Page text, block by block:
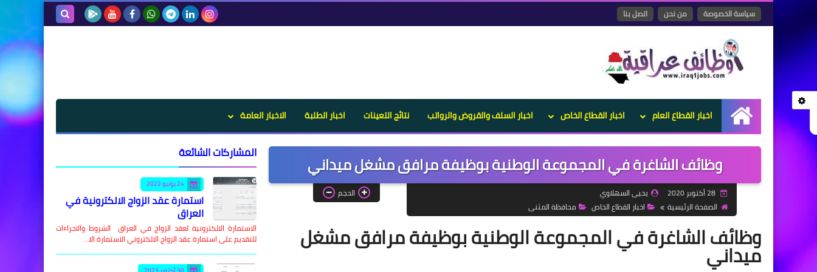
سياسة الخصوصة من نحن اتصل بنا
الرئيسية
اخبار القطاع العام اخبار القطاع الخاص اخبار السلف والقروض والرواتب نتائج التعينات اخبار الطلبة الاخبار العامة
وظائف الشاغرة في المجموعة الوطنية بوظيفة مرافق مشغل ميداني
28 أكتوبر 2020
يحيى السهلاوي
الصفحة الرئيسية
اخبار القطاع الخاص محافظة المثنى
الحجم
وظائف الشاغرة في المجموعة الوطنية بوظيفة مرافق مشغل
ميداني
المشاركات الشائعة
24 يونيو 2022
استمارة عقد الزواج الالكترونية في
العراق
الاستمارة الالكترونية لعقد الزواج في العراق الشروط والاجراءات
للتقديم على استمارة عقد الزواج الالكتروني الاستمارة الا…